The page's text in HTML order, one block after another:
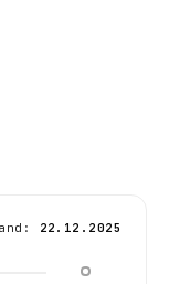
22.12.2025